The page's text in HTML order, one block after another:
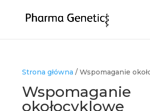
Strona główna / Wspomaganie
Wspomaganie
okołocyklowe